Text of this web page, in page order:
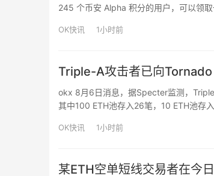
245 个币安 Alpha 积分的用户，可以领
OK快讯 1小时前
Triple-A攻击者已向
okx 8月6日消息，据Specter监测，
其中100 ETH池存入26笔，10 ETH池存
OK快讯 1小时前
某ETH空单短线交易者在今